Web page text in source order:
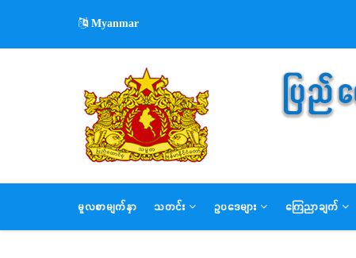
main
Myanmar
MAIN
NAVIGATION
မူလစာမျက်နှာ သတင်း ဥပဒေများ ကြေညာချက်